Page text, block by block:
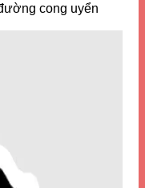
cong uyển